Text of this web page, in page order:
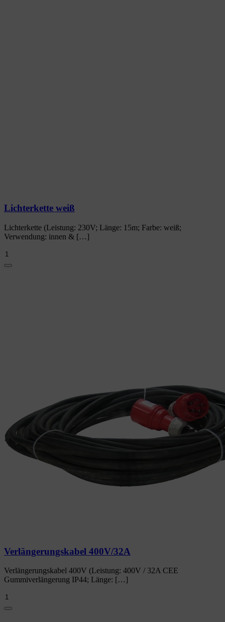
Lichterkette weiß
Lichterkette (Leistung: 230V; Länge: 15m; Farbe: weiß;
Verwendung: innen & […]
Lichterkette
weiß
Verlängerungskabel 400V/32A
Verlängerungskabel 400V (Leistung: 400V / 32A CEE
Gummiverlängerung IP44; Länge: […]
Verlängerungskabel
400V/32A